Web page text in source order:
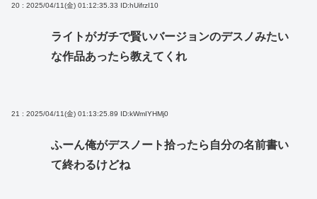
20 : 2025/04/11(金) 01:12:35.33 ID:hUifrzI10
ライトがガチで賢いバージョンのデスノみたい
な作品あったら教えてくれ
21 : 2025/04/11(金) 01:13:25.89 ID:kWmIYHMj0
ふーん俺がデスノート拾ったら自分の名前書い
て終わるけどね